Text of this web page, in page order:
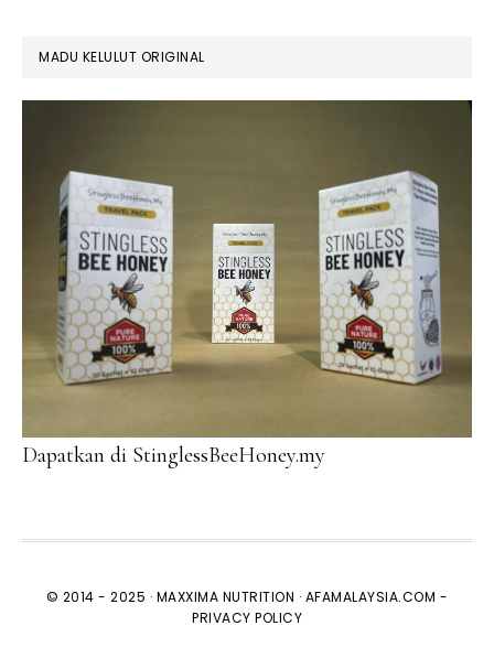
MADU KELULUT ORIGINAL
Dapatkan di StinglessBeeHoney.my
© 2014 - 2025 · MAXXIMA NUTRITION · AFAMALAYSIA.COM -
PRIVACY POLICY